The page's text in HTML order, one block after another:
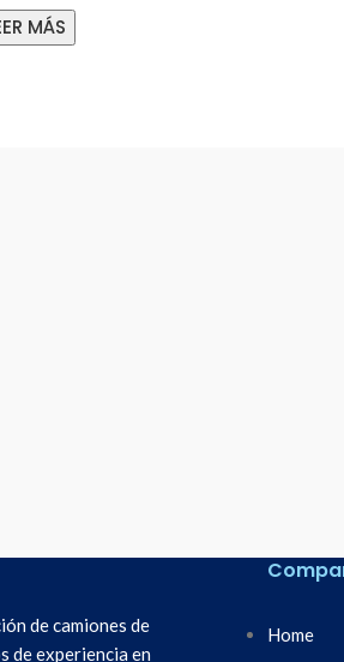
MÁS
de camiones de
de experiencia en
Home